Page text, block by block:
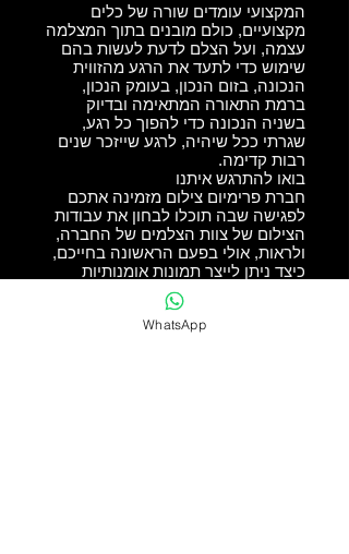
המקצועי עומדים שורה של כלים
מקצועיים, כולם מובנים בתוך המצלמה
עצמה, ועל הצלם לדעת לעשות בהם
שימוש כדי לתעד את הרגע מהזווית
הנכונה, בזום הנכון, בעומק הנכון,
ברמת התאורה המתאימה ובדיוק
בשניה הנכונה כדי להפוך כל רגע,
שגרתי ככל שיהיה, לרגע שייזכר שנים
רבות קדימה.
בואו להתרגש איתנו
חברת פרימיום צילום מזמינה אתכם
לפגישה שבה תוכלו לבחון את עבודות
הצילום של צוות הצלמים של החברה,
ולראות, אולי בפעם הראשונה בחייכם,
כיצד ניתן לייצר תמונות אומנותיות
שאפשר לבהות בהן במשך דקות
ארוכות מבלי להבין למה. פרימיום
צילום היא חברה הפועלת על פי
WhatsApp